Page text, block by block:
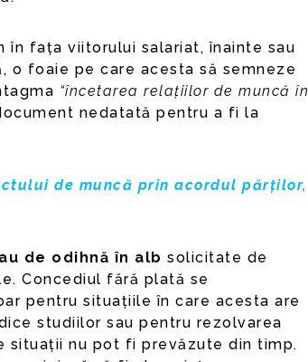
în fața viitorului salariat, înainte sau
o foaie pe care acesta să semneze
“încetarea relațiilor de muncă în
nedatată pentru a fi la
de muncă prin acordul părților,
de odihnă în alb solicitate de
Concediul fără plată se
pentru situațiile în care acesta are
studiilor sau pentru rezolvarea
situații nu pot fi prevăzute din timp.